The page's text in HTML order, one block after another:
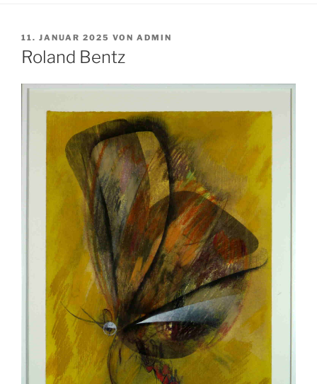
VERÖFFENTLICHT
AM
11. JANUAR 2025 VON ADMIN
Roland Bentz